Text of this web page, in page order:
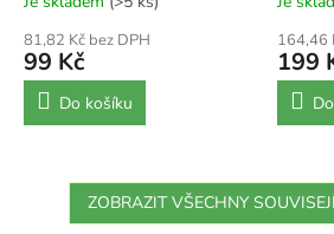
81,82 Kč bez DPH
99 Kč
Do košíku
164,46
199
ZOBRAZIT VŠECHNY